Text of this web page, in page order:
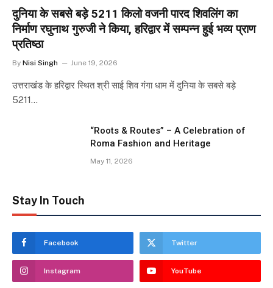
दुनिया के सबसे बड़े 5211 किलो वजनी पारद शिवलिंग का
निर्माण रघुनाथ गुरुजी ने किया, हरिद्वार में सम्पन्न हुई भव्य प्राण
प्रतिष्ठा
By Nisi Singh June 19, 2026
उत्तराखंड के हरिद्वार स्थित श्री साई शिव गंगा धाम में दुनिया के सबसे बड़े
5211…
“Roots & Routes” – A Celebration of
Roma Fashion and Heritage
May 11, 2026
Stay In Touch
Facebook Twitter
Instagram YouTube